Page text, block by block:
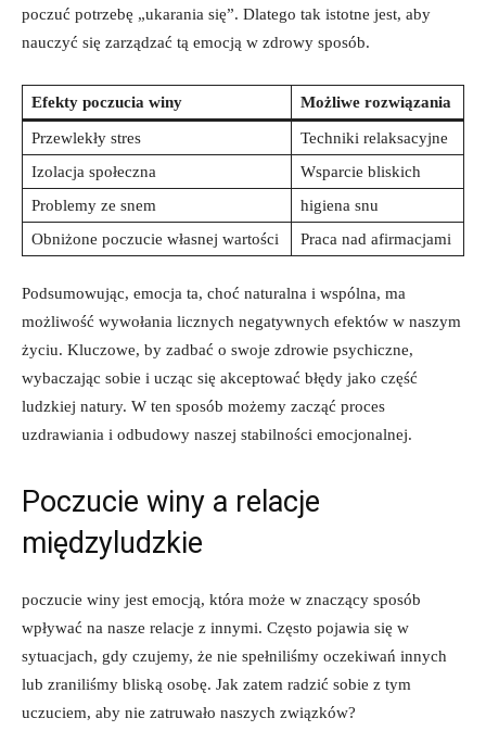
poczuć potrzebę „ukarania się”. Dlatego tak istotne jest, ⁤aby
nauczyć się⁣ zarządzać ⁣tą ⁣emocją w zdrowy ⁤sposób.
Efekty poczucia ⁤winy Możliwe rozwiązania
Przewlekły‌ stres
Techniki relaksacyjne
Izolacja społeczna
Wsparcie‌ bliskich
Problemy ⁣ze snem
higiena​ snu
Obniżone poczucie własnej wartości
Praca nad afirmacjami
Podsumowując, ‍emocja ta, choć‍ naturalna i ‌wspólna, ma
‌możliwość ⁤wywołania licznych negatywnych efektów w naszym
‍życiu. Kluczowe, by zadbać o swoje zdrowie psychiczne,
⁢wybaczając sobie i ucząc się‍ akceptować​ błędy jako część
‍ludzkiej⁤ natury. W ten sposób możemy ​zacząć proces ​
uzdrawiania i odbudowy ⁣naszej stabilności emocjonalnej.
Poczucie winy a relacje
międzyludzkie
poczucie⁢ winy jest emocją, która​ może w znaczący sposób⁢
wpływać na nasze relacje​ z innymi. Często ‍pojawia się w
sytuacjach,​ gdy czujemy, że⁣ nie spełniliśmy oczekiwań innych
lub zraniliśmy⁣ bliską osobę. Jak zatem radzić sobie z⁢ tym
uczuciem, aby nie ⁤zatruwało naszych⁢ związków?